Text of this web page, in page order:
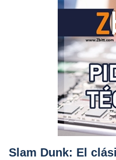
Slam Dunk: El